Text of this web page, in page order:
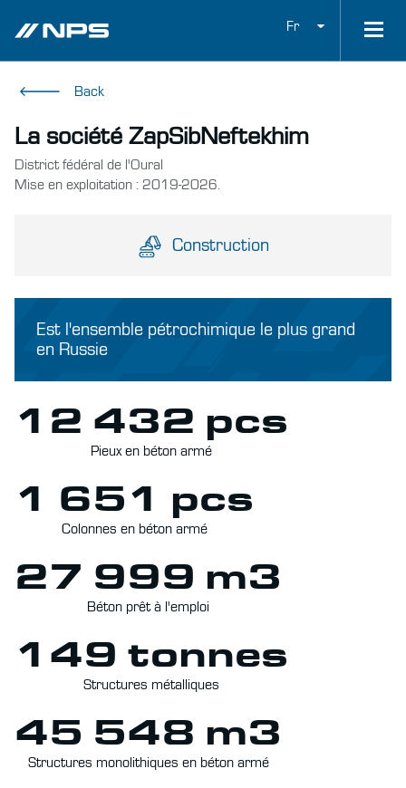
Fr
Back
La société ZapSibNeftekhim
District fédéral de l'Oural
Mise en exploitation : 2019-2026.
Construction
Est l'ensemble pétrochimique le plus grand
en Russie
12 432 pcs
Pieux en béton armé
1 651 pcs
Colonnes en béton armé
27 999 m3
Béton prêt à l'emploi
149 tonnes
Structures métalliques
45 548 m3
Structures monolithiques en béton armé